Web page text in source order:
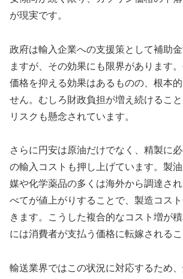
が現実です。
政府は輸入企業への支援策として補助
ますが、その効果にも限界があります
価格を抑える効果はあるものの、根本
せん。むしろ財政負担が増え続けるこ
リスクも懸念されています。
さらに円安は原油だけでなく、精製に
の輸入コストも押し上げています。製
媒や化学薬品の多くは海外から調達さ
べてが値上がりすることで、製造コス
きます。こうした複合的なコスト増が
には消費者が支払う価格に転嫁されるこ
輸送業界ではこの状況に対応するため